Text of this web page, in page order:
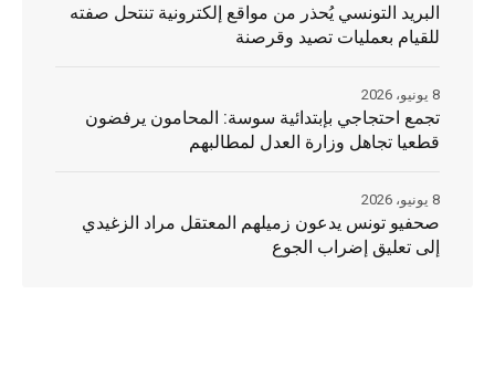
البريد التونسي يُحذر من مواقع إلكترونية تنتحل صفته
للقيام بعمليات تصيد وقرصنة
تجمع احتجاجي بإبتدائية سوسة: المحامون يرفضون
قطعيا تجاهل وزارة العدل لمطالبهم
8 يونيو، 2026
صحفيو تونس يدعون زميلهم المعتقل مراد الزغيدي
إلى تعليق إضراب الجوع
8 يونيو، 2026